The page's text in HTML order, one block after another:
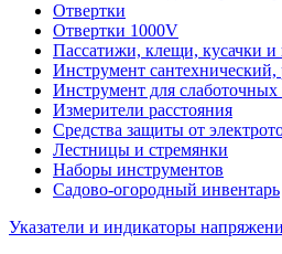
Отвертки
Отвертки 1000V
Пассатижи, клещи, кусачки и
Инструмент
Инструмент для слаботочных
Измерители расстояния
Средства защиты от
Лестницы и стремянки
Наборы инструментов
Садово-огородный инвентарь
Указатели и индикаторы